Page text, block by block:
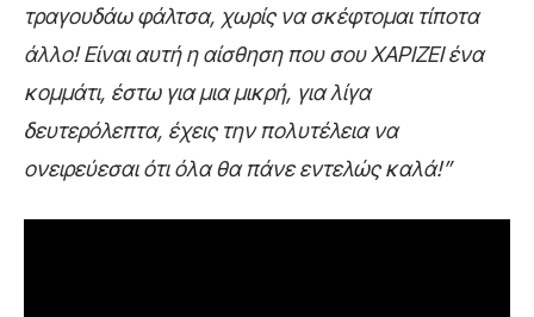
τραγουδάω φάλτσα, χωρίς να σκέφτομαι τίποτα
άλλο! Είναι αυτή η αίσθηση που σου ΧΑΡΙΖΕΙ ένα
κομμάτι, έστω για μια μικρή, για λίγα
δευτερόλεπτα, έχεις την πολυτέλεια να
ονειρεύεσαι ότι όλα θα πάνε εντελώς καλά!”